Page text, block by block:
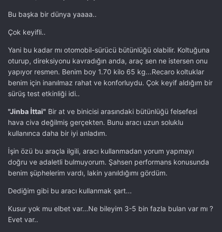
Bu başka bir dünya yaaaa..
Çok keyifli..
Yani bu kadar mı otomobil-sürücü bütünlüğü olabilir. Koltuğuna
oturup, direksiyonu kavradığın anda, araç sen ne istersen onu
yapıyor resmen. Benim boy 1.70 kilo 65 kg...Recaro koltuklar
benim için inanılmaz rahat ve konforluydu. Çok keyif aldığım bir
sürüş test etkinliği idi..
"Jinba İttai" Bir at ve binicisi arasındaki bütünlüğü felsefesi
hava civa değilmiş gerçekten. Bunu aracı uzun soluklu
kullanınca daha bir iyi anladım.
İşin özü bu araçla ilgili, aracı kullanmadan yorum yapmayı
doğru ve adaletli bulmuyorum. Şahsen performans konusunda
benim şüphelerim vardı, lakin yanıldığımı gördüm.
Dediğim gibi bu aracı kullanmak şart...
Kusur yok mu elbet var...Ne bileyim 3-5 bin fazla bulan var mı ?
Evet var..